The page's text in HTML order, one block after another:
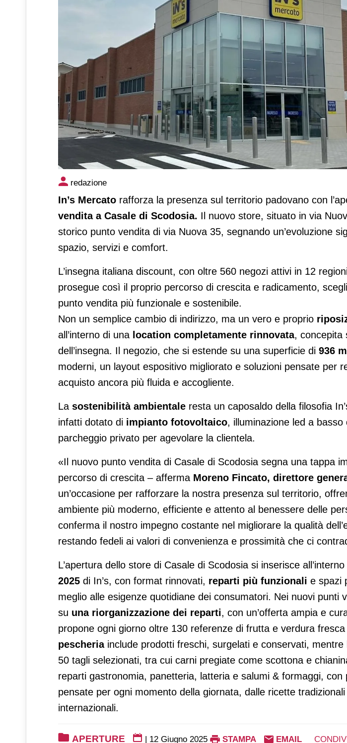
In’s Mercato inaugura il nuovo store a Casale di
redazione
In’s Mercato rafforza la presenza sul territorio padovano con
vendita a Casale di Scodosia. Il nuovo store, situato in via
storico punto vendita di via Nuova 35, segnando un’evoluzione
spazio, servizi e comfort.
L’insegna italiana discount, con oltre 560 negozi attivi in 12
prosegue così il proprio percorso di crescita e radicamento,
punto vendita più funzionale e sostenibile.
Non un semplice cambio di indirizzo, ma un vero e proprio
all’interno di una location completamente rinnovata, concepita
dell’insegna. Il negozio, che si estende su una superficie di 936
moderni, un layout espositivo migliorato e soluzioni pensate per
acquisto ancora più fluida e accogliente.
La sostenibilità ambientale resta un caposaldo della filosofia
infatti dotato di impianto fotovoltaico, illuminazione led a
parcheggio privato per agevolare la clientela.
«Il nuovo punto vendita di Casale di Scodosia segna una tappa
percorso di crescita – afferma Moreno Fincato, direttore
un’occasione per rafforzare la nostra presenza sul territorio,
ambiente più moderno, efficiente e attento al benessere delle
conferma il nostro impegno costante nel migliorare la qualità
restando fedeli ai valori di convenienza e prossimità che ci
L’apertura dello store di Casale di Scodosia si inserisce all’interno
2025 di In’s, con format rinnovati, reparti più funzionali e spazi
meglio alle esigenze quotidiane dei consumatori. Nei nuovi punti
su una riorganizzazione dei reparti, con un’offerta ampia e
propone ogni giorno oltre 130 referenze di frutta e verdura
pescheriainclude prodotti freschi, surgelati e conservati, mentre
50 tagli selezionati, tra cui carni pregiate come scottona e
reparti gastronomia, panetteria, latteria e salumi & formaggi, con
pensate per ogni momento della giornata, dalle ricette
internazionali.
APERTURE | 12 Giugno 2025 STAMPA EMAIL